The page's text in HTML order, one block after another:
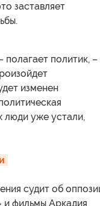
заставляет
политик, –
изменен
люди уже устали,
судит об
и фильмы Аркадия